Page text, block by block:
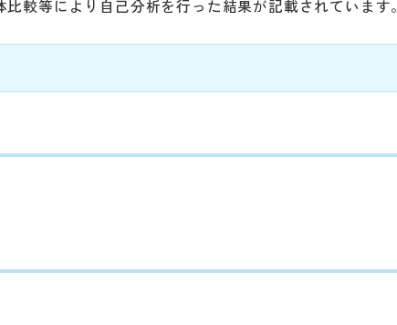
較等により自己分析を行った結果が記載されています。